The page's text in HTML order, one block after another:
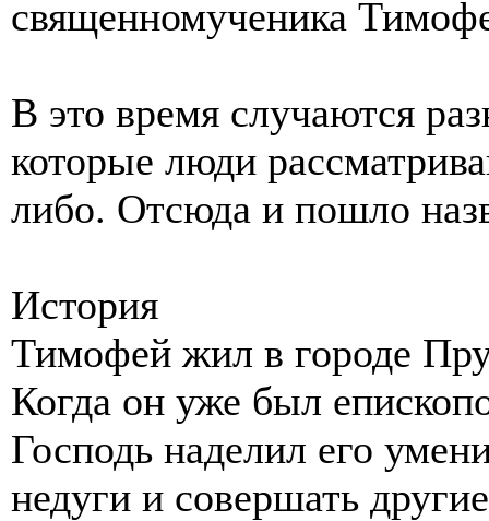
священномученика
В это время случаются
которые люди
либо. Отсюда и пошло
История
Тимофей жил в городе
Когда он уже был
Господь наделил его
недуги и совершать